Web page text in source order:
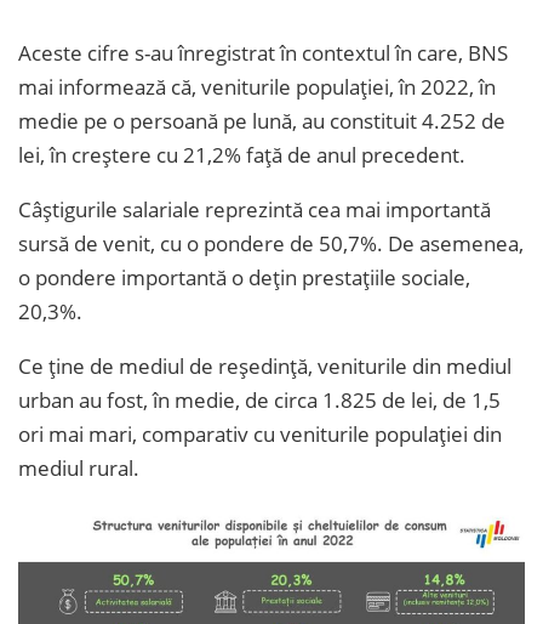
Aceste cifre s-au înregistrat în contextul în care, BNS
mai informează că, veniturile populației, în 2022, în
medie pe o persoană pe lună, au constituit 4.252 de
lei, în creștere cu 21,2% față de anul precedent.
Câștigurile salariale reprezintă cea mai importantă
sursă de venit, cu o pondere de 50,7%. De asemenea,
o pondere importantă o dețin prestațiile sociale,
20,3%.
Ce ține de mediul de reședință, veniturile din mediul
urban au fost, în medie, de circa 1.825 de lei, de 1,5
ori mai mari, comparativ cu veniturile populației din
mediul rural.